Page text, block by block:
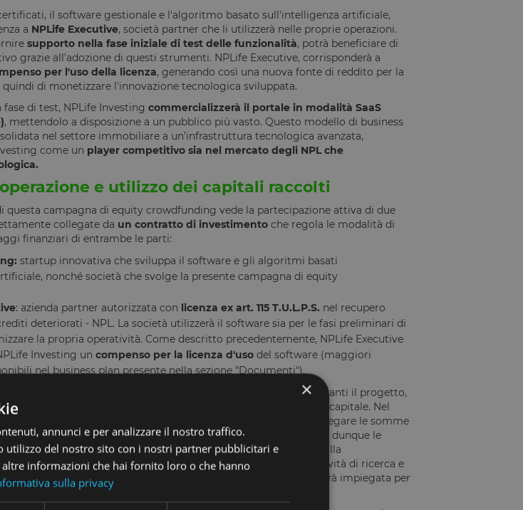
il software gestionale e l'algoritmo basato sull'intelligenza artificiale,
a NPLife Executive, società partner che li utilizzerà nelle proprie operazioni.
supporto nella fase iniziale di test delle funzionalità, potrà beneficiare di
grazie all'adozione di questi strumenti. NPLife Executive, corrisponderà a
per l'uso della licenza, generando così una nuova fonte di reddito per la
di monetizzare l'innovazione tecnologica sviluppata.
di test, NPLife Investing commercializzerà il portale in modalità SaaS
, mettendolo a disposizione a un pubblico più vasto. Questo modello di business
nel settore immobiliare a un’infrastruttura tecnologica avanzata,
come un player competitivo sia nel mercato degli NPL che
e utilizzo dei capitali raccolti
questa campagna di equity crowdfunding vede la partecipazione attiva di due
collegate da un contratto di investimento che regola le modalità di
finanziari di entrambe le parti:
startup innovativa che sviluppa il software e gli algoritmi basati
nonché società che svolge la presente campagna di equity
: azienda partner autorizzata con licenza ex art. 115 T.U.L.P.S. nel recupero
deteriorati - NPL. La società utilizzerà il software sia per le fasi preliminari di
la propria operatività. Come descritto precedentemente, NPLife Executive
Investing un compenso per la licenza d'uso del software (maggiori
nel business plan presente nella sezione "Documenti").
. Per ottimizzare l'operazione e portare avanti il progetto,
di effettuare più periodi di offerta con il medesimo aumento di capitale. Nel
saranno investiti in NPLife Executive, con l'obiettivo di impiegare le somme
NPL secured performanti ed efficienti. NPLife Executive avrà dunque le
necessarie per supervisionare tutte le attività, dall'acquisto fino alla
Inoltre, NPLife Executive supporterà NPLife Investing nelle attività di ricerca e
per la gestione degli NPL. L''esperienza di entrambe le società sarà impiegata per
artificiale capaci di identificare i migliori NPL.
×
annunci e per analizzare il nostro traffico.
del nostro sito con i nostri partner pubblicitari e
informazioni che hai fornito loro o che hanno
sulla privacy